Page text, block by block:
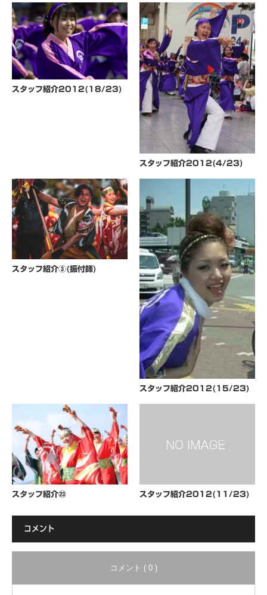
スタッフ紹介2012(18/23)
スタッフ紹介2012(4/23)
スタッフ紹介③(振付師)
スタッフ紹介2012(15/23)
スタッフ紹介㉓ スタッフ紹介2012(11/23)
コメント
コメント ( 0 )